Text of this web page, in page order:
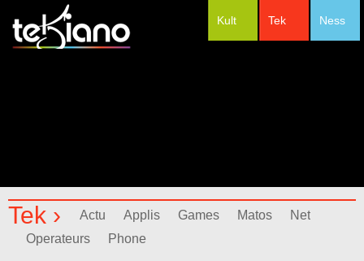
Ness
Tek
Kult
Tek › Actu Applis Games Matos
Net
Operateurs
Phone